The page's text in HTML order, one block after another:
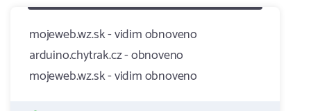
mojeweb.wz.sk - vidim obnoveno
arduino.chytrak.cz - obnoveno
mojeweb.wz.sk - vidim obnoveno